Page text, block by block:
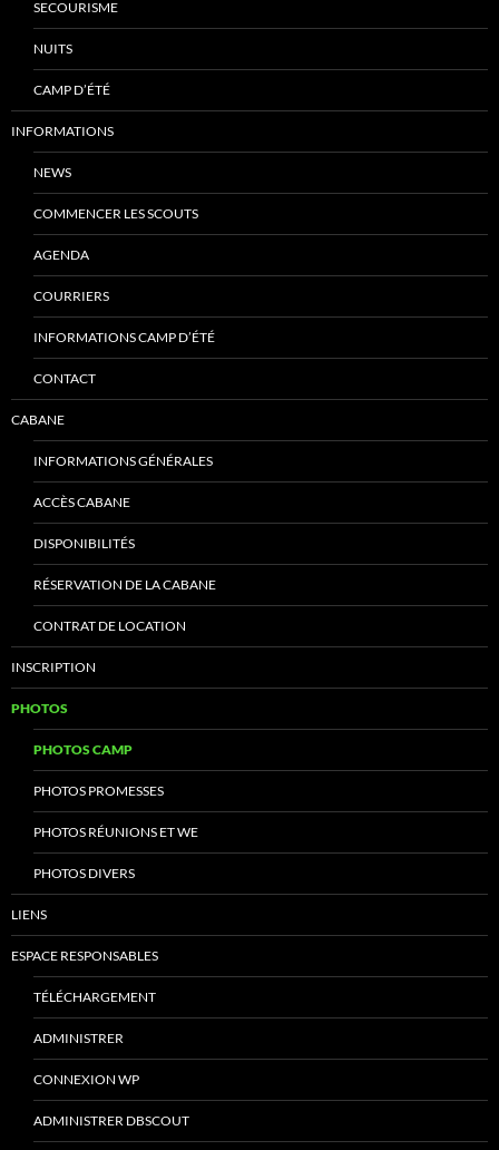
SECOURISME
NUITS
CAMP D’ÉTÉ
INFORMATIONS
NEWS
COMMENCER LES SCOUTS
AGENDA
COURRIERS
INFORMATIONS CAMP D’ÉTÉ
CONTACT
CABANE
INFORMATIONS GÉNÉRALES
ACCÈS CABANE
DISPONIBILITÉS
RÉSERVATION DE LA CABANE
CONTRAT DE LOCATION
INSCRIPTION
PHOTOS
PHOTOS CAMP
PHOTOS PROMESSES
PHOTOS RÉUNIONS ET WE
PHOTOS DIVERS
LIENS
ESPACE RESPONSABLES
TÉLÉCHARGEMENT
ADMINISTRER
CONNEXION WP
ADMINISTRER DBSCOUT